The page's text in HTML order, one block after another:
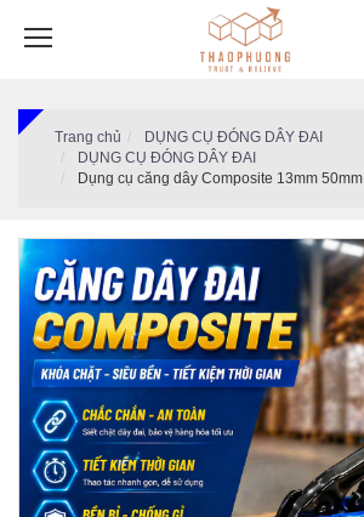
Trang chủ
DỤNG CỤ ĐÓNG DÂY ĐAI
DỤNG CỤ ĐÓNG DÂY ĐAI
Dụng cụ căng dây Composite 13mm 50mm